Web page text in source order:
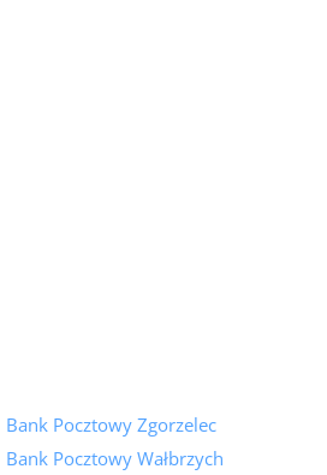
Bank Pocztowy Zgorzelec
Bank Pocztowy Wałbrzych